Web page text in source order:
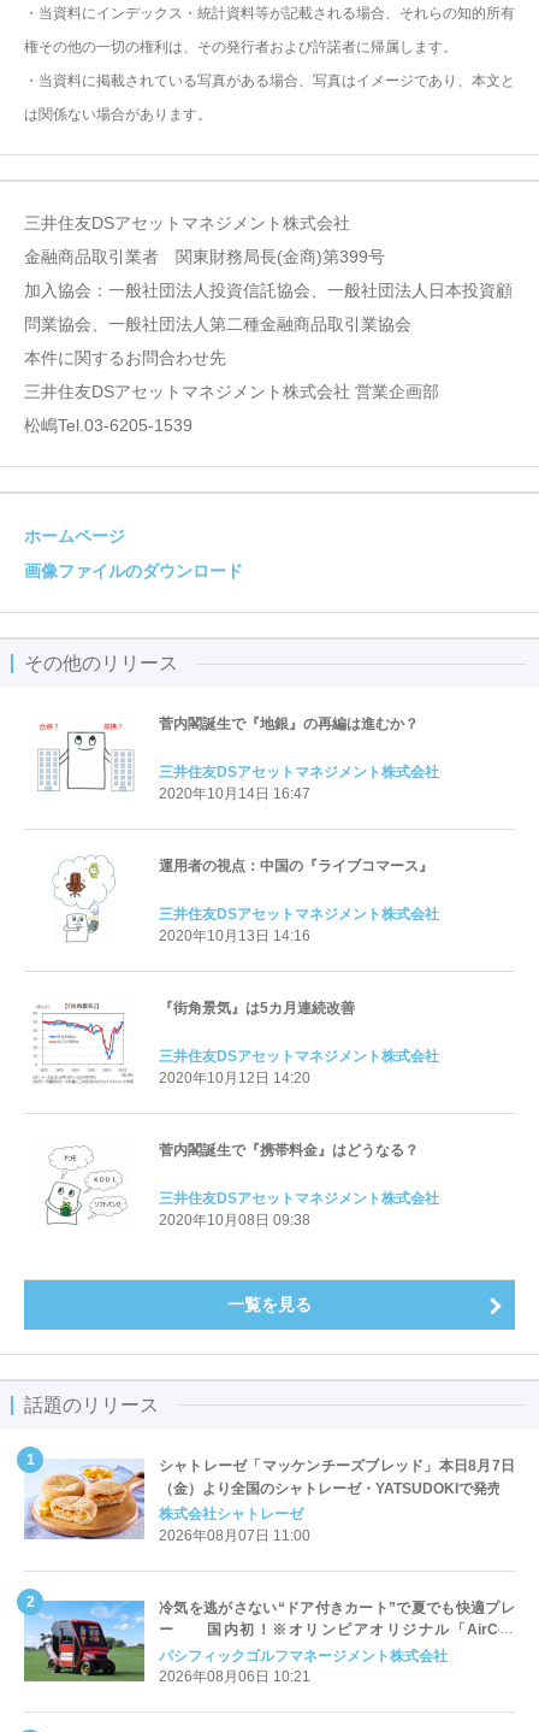
・当資料にインデックス・統計資料等が記載される場合、それらの知的所有
権その他の一切の権利は、その発行者および許諾者に帰属します。
・当資料に掲載されている写真がある場合、写真はイメージであり、本文と
は関係ない場合があります。
三井住友DSアセットマネジメント株式会社
金融商品取引業者 関東財務局長(金商)第399号
加入協会：一般社団法人投資信託協会、一般社団法人日本投資顧
問業協会、一般社団法人第二種金融商品取引業協会
本件に関するお問合わせ先
三井住友DSアセットマネジメント株式会社 営業企画部
松嶋Tel.03-6205-1539
ホームページ
画像ファイルのダウンロード
その他のリリース
菅内閣誕生で『地銀』の再編は進むか？
三井住友DSアセットマネジメント株式会社
2020年10月14日 16:47
運用者の視点：中国の『ライブコマース』
三井住友DSアセットマネジメント株式会社
2020年10月13日 14:16
『街角景気』は5カ月連続改善
三井住友DSアセットマネジメント株式会社
2020年10月12日 14:20
菅内閣誕生で『携帯料金』はどうなる？
三井住友DSアセットマネジメント株式会社
2020年10月08日 09:38
一覧を見る
話題のリリース
シャトレーゼ「マッケンチーズブレッド」本日8月7日
（金）より全国のシャトレーゼ・YATSUDOKIで発売
株式会社シャトレーゼ
2026年08月07日 11:00
冷気を逃がさない“ドア付きカート”で夏でも快適プレ
ー 国内初！※オリンピアオリジナル「AirCon
Cart（エアコンカート）」導入 | ＰＧＭ
パシフィックゴルフマネージメント株式会社
2026年08月06日 10:21